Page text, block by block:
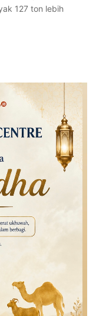
127 ton lebih